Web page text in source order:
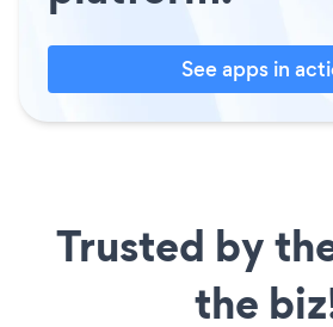
See apps in
Trusted by
the